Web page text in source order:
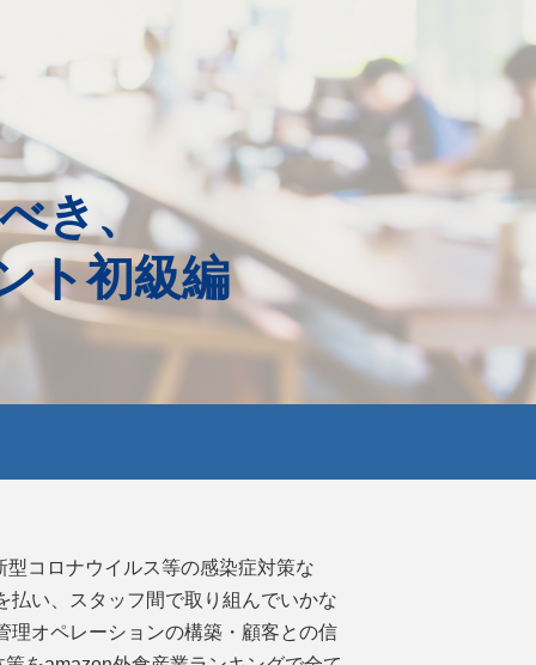
き、
ト初級編
コロナウイルス等の感染症対策な
払い、スタッフ間で取り組んでいかな
理オペレーションの構築・顧客との信